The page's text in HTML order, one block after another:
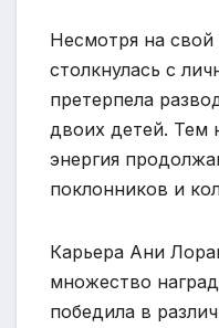
Несмотря на
столкнулась с
претерпела
двоих детей. Тем
энергия
поклонников и
Карьера Ани
множество
победила в